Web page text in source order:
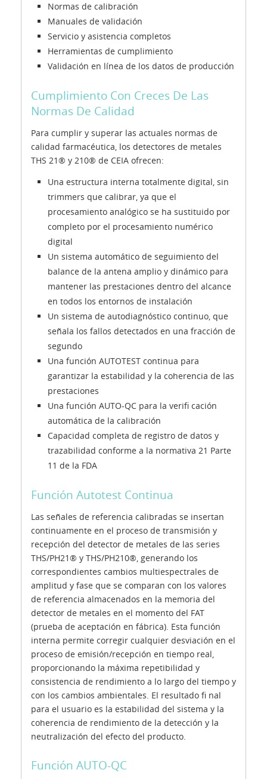
Normas de calibración
Manuales de validación
Servicio y asistencia completos
Herramientas de cumplimiento
Validación en línea de los datos de producción
Cumplimiento Con Creces De Las
Normas De Calidad
Para cumplir y superar las actuales normas de
calidad farmacéutica, los detectores de metales
THS 21® y 210® de CEIA ofrecen:
Una estructura interna totalmente digital, sin
trimmers que calibrar, ya que el
procesamiento analógico se ha sustituido por
completo por el procesamiento numérico
digital
Un sistema automático de seguimiento del
balance de la antena amplio y dinámico para
mantener las prestaciones dentro del alcance
en todos los entornos de instalación
Un sistema de autodiagnóstico continuo, que
señala los fallos detectados en una fracción de
segundo
Una función AUTOTEST continua para
garantizar la estabilidad y la coherencia de las
prestaciones
Una función AUTO-QC para la verifi cación
automática de la calibración
Capacidad completa de registro de datos y
trazabilidad conforme a la normativa 21 Parte
11 de la FDA
Función Autotest Continua
Las señales de referencia calibradas se insertan
continuamente en el proceso de transmisión y
recepción del detector de metales de las series
THS/PH21® y THS/PH210®, generando los
correspondientes cambios multiespectrales de
amplitud y fase que se comparan con los valores
de referencia almacenados en la memoria del
detector de metales en el momento del FAT
(prueba de aceptación en fábrica). Esta función
interna permite corregir cualquier desviación en el
proceso de emisión/recepción en tiempo real,
proporcionando la máxima repetibilidad y
consistencia de rendimiento a lo largo del tiempo y
con los cambios ambientales. El resultado fi nal
para el usuario es la estabilidad del sistema y la
coherencia de rendimiento de la detección y la
neutralización del efecto del producto.
Función AUTO-QC